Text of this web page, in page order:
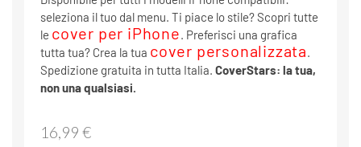
seleziona il tuo dal menu. Ti piace lo stile? Scopri tutte
le cover per iPhone. Preferisci una grafica
tutta tua? Crea la tua cover personalizzata.
Spedizione gratuita in tutta Italia. CoverStars: la tua,
non una qualsiasi.
16,99 €